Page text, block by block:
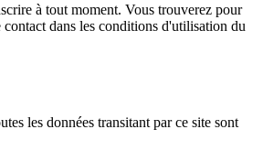
à tout moment. Vous trouverez pour
dans les conditions d'utilisation du
les données transitant par ce site sont